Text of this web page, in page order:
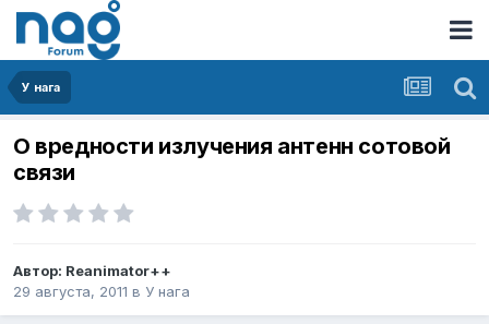
У нага
О вредности излучения антенн сотовой
связи
Автор: Reanimator++
29 августа, 2011 в У нага